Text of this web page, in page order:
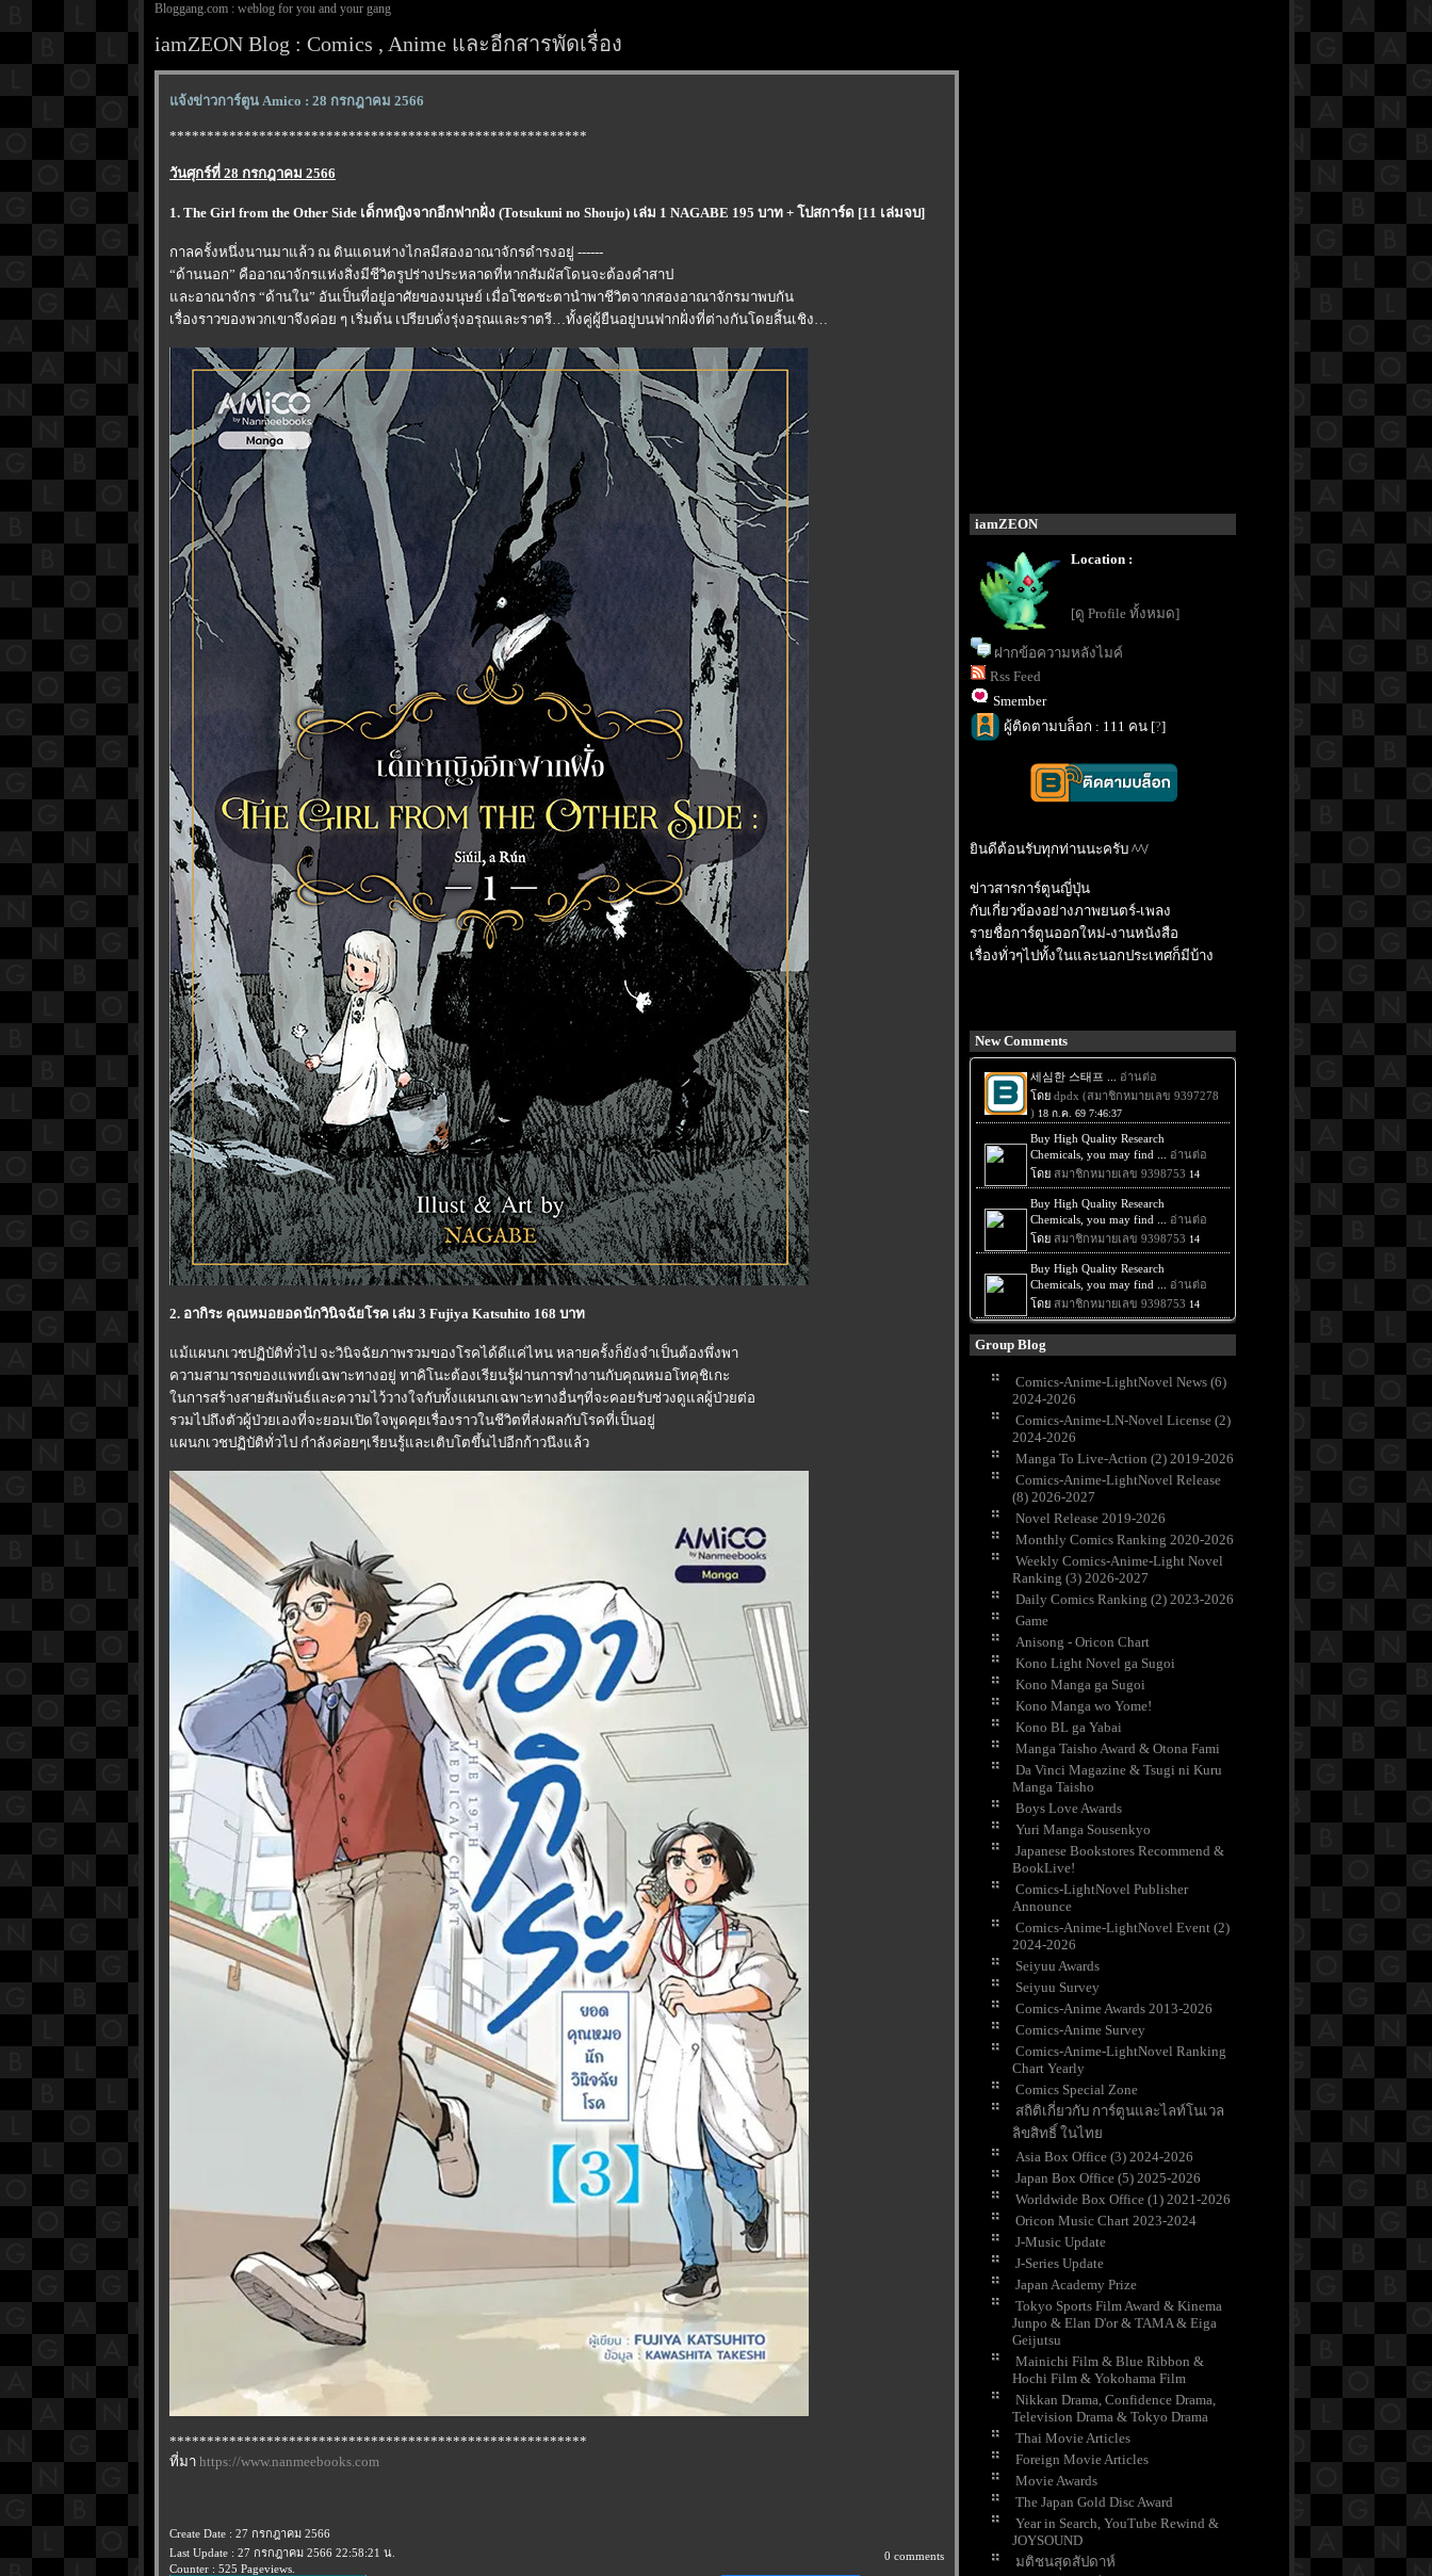
Bloggang.com : weblog for you and your gang
iamZEON Blog : Comics , Anime และอีกสารพัดเรื่อง
จ้งข่าวการ์ตูน Amico : 28 กรกฎาคม 2566
********************************************************
วันศุกร์ที่ 28 กรกฎาคม 2566
1. The Girl from the Other Side เด็กหญิงจากอีกฟากฝั่ง (Totsukuni no Shoujo) เล่ม 1 NAGABE 195 บาท + โปสการ์ด [11 เล่มจบ]
กาลครั้งหนึ่งนานมาแล้ว ณ ดินแดนห่างไกลมีสองอาณาจักรดำรงอยู่ ------
“ด้านนอก” คืออาณาจักรแห่งสิ่งมีชีวิตรูปร่างประหลาดที่หากสัมผัสโดนจะต้องคำสาป
ละอาณาจักร “ด้านใน” อันเป็นที่อยู่อาศัยของมนุษย์ เมื่อโชคชะตานำพาชีวิตจากสองอาณาจักรมาพบกัน
เรื่องราวของพวกเขาจึงค่อย ๆ เริ่มต้น เปรียบดั่งรุ่งอรุณและราตรี…ทั้งคู่ผู้ยืนอยู่บนฟากฝั่งที่ต่างกันโดยสิ้นเชิง
2. อากิระ คุณหมอยอดนักวินิจฉัยโรค เล่ม 3 Fujiya Katsuhito 168 บาท
ม้แผนกเวชปฏิบัติทั่วไป จะวินิจฉัยภาพรวมของโรคได้ดีแค่ไหน หลายครั้งก็ยังจำเป็นต้องพึ่งพา
ความสามารถของแพทย์เฉพาะทางอยู่ ทาคิโนะต้องเรียนรู้ผ่านการทำงานกับคุณหมอโทคุชิเกะ
นการสร้างสายสัมพันธ์และความไว้วางใจกับทั้งแผนกเฉพาะทางอื่นๆที่จะคอยรับช่วงดูแลผู้ป่วยต่อ
รวมไปถึงตัวผู้ป่วยเองที่จะยอมเปิดใจพูดคุยเรื่องราวในชีวิตที่ส่งผลกับโรคที่เป็นอยู่
ผนกเวชปฏิบัติทั่วไป กำลังค่อยๆเรียนรู้และเติบโตขึ้นไปอีกก้าวนึงแล้ว
********************************************************
ที่มา https://www.nanmeebooks.com
Create Date : 27 กรกฎาคม 2566
Last Update : 27 กรกฎาคม 2566 22:58:21 น.
Counter : 525 Pageviews.
0 comments
iamZEON
Location :
[ดู Profile ทั้งหมด]
ฝากข้อความหลังไมค์
Rss Feed
Smember
ผู้ติดตามบล็อก : 111 คน [?]
ินดีต้อนรับทุกท่านนะครับ ^^/
ข่าวสารการ์ตูนญี่ปุ่น
กับเกี่ยวข้องอย่างภาพยนตร์-เพลง
รายชื่อการ์ตูนออกใหม่-งานหนังสือ
เรื่องทั่วๆไปทั้งในและนอกประเทศก็มีบ้าง
New Comments
Group Blog
Comics-Anime-LightNovel News (6)
2024-2026
Comics-Anime-LN-Novel License (2)
2024-2026
Manga To Live-Action (2) 2019-2026
Comics-Anime-LightNovel Release
(8) 2026-2027
Novel Release 2019-2026
Monthly Comics Ranking 2020-2026
Weekly Comics-Anime-Light Novel
Ranking (3) 2026-2027
Daily Comics Ranking (2) 2023-2026
Game
Anisong - Oricon Chart
Kono Light Novel ga Sugoi
Kono Manga ga Sugoi
Kono Manga wo Yome!
Kono BL ga Yabai
Manga Taisho Award & Otona Fami
Da Vinci Magazine & Tsugi ni Kuru
Manga Taisho
Boys Love Awards
Yuri Manga Sousenkyo
Japanese Bookstores Recommend &
BookLive!
Comics-LightNovel Publisher
Announce
Comics-Anime-LightNovel Event (2)
2024-2026
Seiyuu Awards
Seiyuu Survey
Comics-Anime Awards 2013-2026
Comics-Anime Survey
Comics-Anime-LightNovel Ranking
Chart Yearly
Comics Special Zone
สถิติเกี่ยวกับ การ์ตูนและไลท์โนเวล
ลิขสิทธิ์ ในไท
Asia Box Office (3) 2024-2026
Japan Box Office (5) 2025-2026
Worldwide Box Office (1) 2021-2026
Oricon Music Chart 2023-2024
J-Music Update
J-Series Update
Japan Academy Prize
Tokyo Sports Film Award & Kinema
Junpo & Elan D'or & TAMA & Eiga
Geijutsu
Mainichi Film & Blue Ribbon &
Hochi Film & Yokohama Film
Nikkan Drama, Confidence Drama,
Television Drama & Tokyo Drama
Thai Movie Articles
Foreign Movie Articles
Movie Awards
The Japan Gold Disc Award
Year in Search, YouTube Rewind &
JOYSOUND
มติชนสุดสัปดาห์